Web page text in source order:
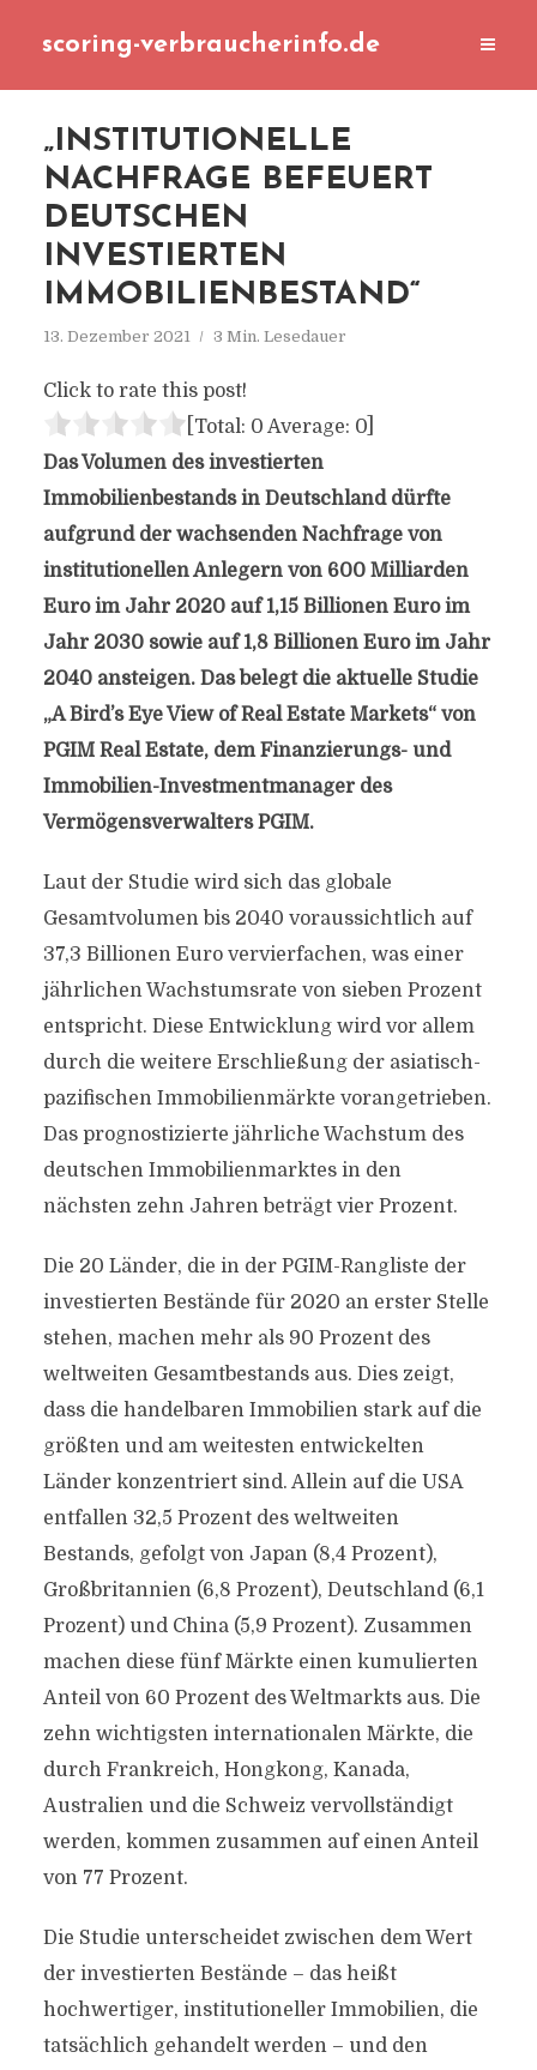
scoring-verbraucherinfo.de
„INSTITUTIONELLE
NACHFRAGE BEFEUERT
DEUTSCHEN
INVESTIERTEN
IMMOBILIENBESTAND“
13. Dezember 2021 3 Min. Lesedauer
Click to rate this post!
[Total: 0 Average: 0]
Das Volumen des investierten
Immobilienbestands in Deutschland dürfte
aufgrund der wachsenden Nachfrage von
institutionellen Anlegern von 600 Milliarden
Euro im Jahr 2020 auf 1,15 Billionen Euro im
Jahr 2030 sowie auf 1,8 Billionen Euro im Jahr
2040 ansteigen. Das belegt die aktuelle Studie
„A Bird’s Eye View of Real Estate Markets“ von
PGIM Real Estate, dem Finanzierungs- und
Immobilien-Investmentmanager des
Vermögensverwalters PGIM.
Laut der Studie wird sich das globale
Gesamtvolumen bis 2040 voraussichtlich auf
37,3 Billionen Euro vervierfachen, was einer
jährlichen Wachstumsrate von sieben Prozent
entspricht. Diese Entwicklung wird vor allem
durch die weitere Erschließung der asiatisch-
pazifischen Immobilienmärkte vorangetrieben.
Das prognostizierte jährliche Wachstum des
deutschen Immobilienmarktes in den
nächsten zehn Jahren beträgt vier Prozent.
Die 20 Länder, die in der PGIM-Rangliste der
investierten Bestände für 2020 an erster Stelle
stehen, machen mehr als 90 Prozent des
weltweiten Gesamtbestands aus. Dies zeigt,
dass die handelbaren Immobilien stark auf die
größten und am weitesten entwickelten
Länder konzentriert sind. Allein auf die USA
entfallen 32,5 Prozent des weltweiten
Bestands, gefolgt von Japan (8,4 Prozent),
Großbritannien (6,8 Prozent), Deutschland (6,1
Prozent) und China (5,9 Prozent). Zusammen
machen diese fünf Märkte einen kumulierten
Anteil von 60 Prozent des Weltmarkts aus. Die
zehn wichtigsten internationalen Märkte, die
durch Frankreich, Hongkong, Kanada,
Australien und die Schweiz vervollständigt
werden, kommen zusammen auf einen Anteil
von 77 Prozent.
Die Studie unterscheidet zwischen dem Wert
der investierten Bestände – das heißt
hochwertiger, institutioneller Immobilien, die
tatsächlich gehandelt werden – und den